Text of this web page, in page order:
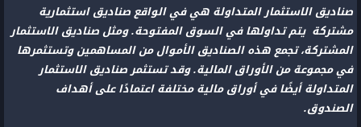
صناديق الاستثمار المتداولة هي في الواقع صناديق استثمارية
مشتركة يتم تداولها في السوق المفتوحة. ومثل صناديق الاستثمار
المشتركة، تجمع هذه الصناديق الأموال من المساهمين وتستثمرها
في مجموعة من الأوراق المالية. وقد تستثمر صناديق الاستثمار
المتداولة أيضًا في أوراق مالية مختلفة اعتمادًا على أهداف
الصندوق.